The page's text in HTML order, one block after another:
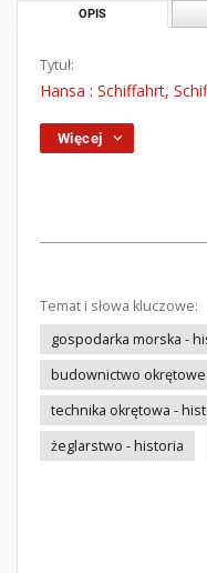
OPIS
Tytuł:
Hansa : Schiffahrt,
Więcej
Temat i słowa kluczowe:
gospodarka morska -
budownictwo
technika okrętowa -
żeglarstwo - historia